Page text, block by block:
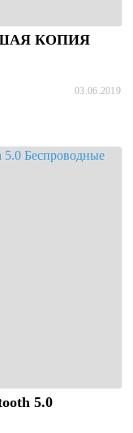
КОПИЯ
03.06.2019
5.0